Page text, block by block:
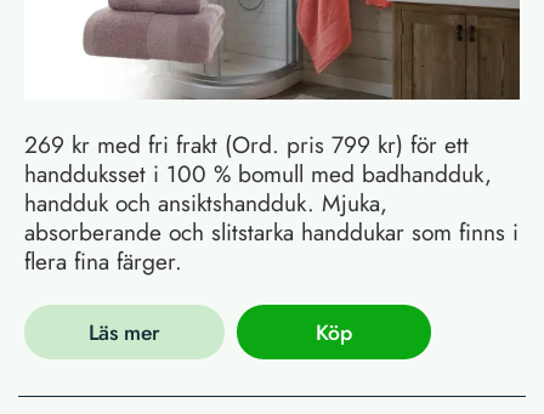
269 kr med fri frakt (Ord. pris 799 kr) för ett
handduksset i 100 % bomull med badhandduk,
handduk och ansiktshandduk. Mjuka,
absorberande och slitstarka handdukar som finns i
flera fina färger.
Läs mer Köp